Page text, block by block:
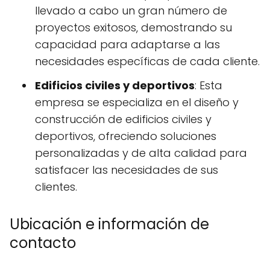
llevado a cabo un gran número de
proyectos exitosos, demostrando su
capacidad para adaptarse a las
necesidades específicas de cada cliente.
Edificios civiles y deportivos: Esta
empresa se especializa en el diseño y
construcción de edificios civiles y
deportivos, ofreciendo soluciones
personalizadas y de alta calidad para
satisfacer las necesidades de sus
clientes.
Ubicación e información de
contacto